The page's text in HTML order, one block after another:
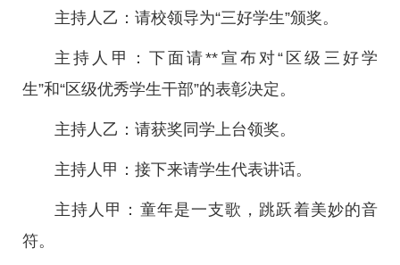
主持人乙：请校领导为“三好学生”颁奖。
主持人甲：下面请**宣布对“区级三好学
生”和“区级优秀学生干部”的表彰决定。
主持人乙：请获奖同学上台领奖。
主持人甲：接下来请学生代表讲话。
主持人甲：童年是一支歌，跳跃着美妙的音
符。